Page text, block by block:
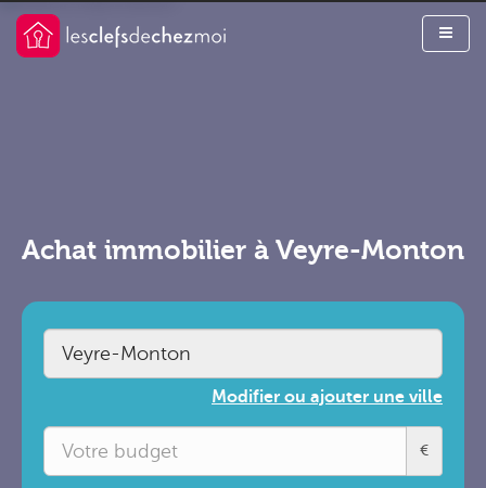
Achat immobilier à Veyre-Monton
Modifier ou ajouter une ville
€